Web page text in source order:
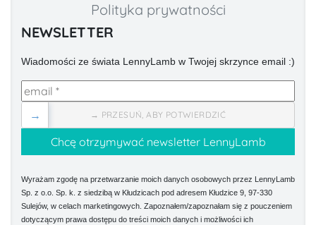
Polityka prywatności
NEWSLETTER
Wiadomości ze świata LennyLamb w Twojej skrzynce email :)
→ PRZESUŃ, ABY POTWIERDZIĆ
→
Wyrażam zgodę na przetwarzanie moich danych osobowych przez LennyLamb
Sp. z o.o. Sp. k. z siedzibą w Kłudzicach pod adresem Kłudzice 9, 97-330
Sulejów, w celach marketingowych. Zapoznałem/zapoznałam się z pouczeniem
dotyczącym prawa dostępu do treści moich danych i możliwości ich